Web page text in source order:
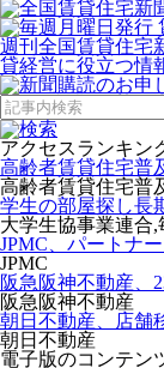
週刊全国賃貸住宅
貸経営に役立つ情
アクセスランキン
高齢者賃貸住宅普
高齢者賃貸住宅普
学生の部屋探し長
大学生協事業連合
JPMC、パートナ
JPMC
阪急阪神不動産、
阪急阪神不動産
朝日不動産、店舗
朝日不動産
電子版のコンテン